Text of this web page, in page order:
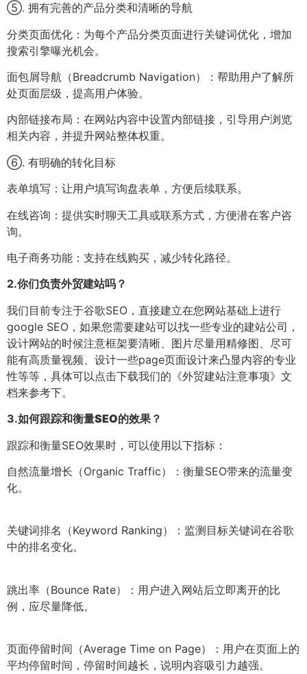
⑤. 拥有完善的产品分类和清晰的导航
分类页面优化：为每个产品分类页面进行关键词优化，增加
搜索引擎曝光机会。
面包屑导航（Breadcrumb Navigation）：帮助用户了解所
处页面层级，提高用户体验。
内部链接布局：在网站内容中设置内部链接，引导用户浏览
相关内容，并提升网站整体权重。
⑥. 有明确的转化目标
表单填写：让用户填写询盘表单，方便后续联系。
在线咨询：提供实时聊天工具或联系方式，方便潜在客户咨
询。
电子商务功能：支持在线购买，减少转化路径。
2.你们负责外贸建站吗？
我们目前专注于谷歌SEO，直接建立在您网站基础上进行
google SEO，如果您需要建站可以找一些专业的建站公司，
设计网站的时候注意框架要清晰、图片尽量用精修图、尽可
能有高质量视频、设计一些page页面设计来凸显内容的专业
性等等，具体可以点击下载我们的《外贸建站注意事项》文
档来参考下。
3.如何跟踪和衡量SEO的效果？
跟踪和衡量SEO效果时，可以使用以下指标：
自然流量增长（Organic Traffic）：衡量SEO带来的流量变
化。
关键词排名（Keyword Ranking）：监测目标关键词在谷歌
中的排名变化。
跳出率（Bounce Rate）：用户进入网站后立即离开的比
例，应尽量降低。
页面停留时间（Average Time on Page）：用户在页面上的
平均停留时间，停留时间越长，说明内容吸引力越强。